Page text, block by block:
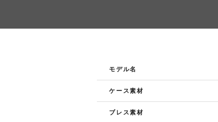
モデル名
ケース素材
ブレス素材